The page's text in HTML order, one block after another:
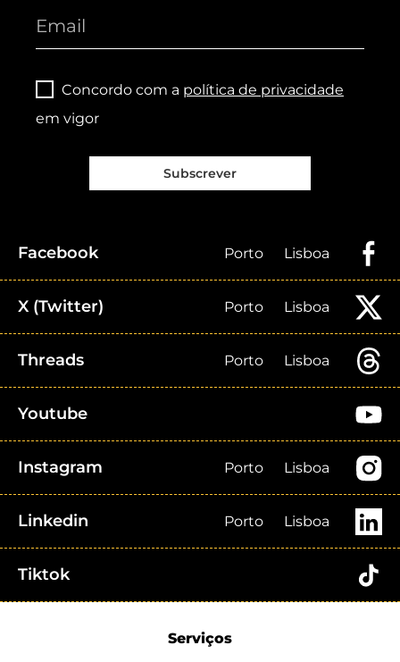
Concordo com a política de privacidade
em vigor
Subscrever
Facebook Porto Lisboa
X (Twitter) Porto Lisboa
Threads Porto Lisboa
Youtube
Instagram Porto Lisboa
Linkedin Porto Lisboa
Tiktok
Serviços